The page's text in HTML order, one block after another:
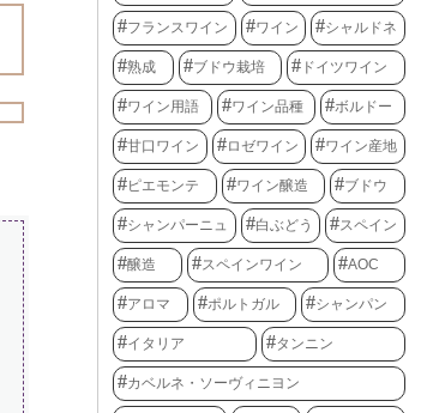
フランスワイン ワイン シャルドネ
熟成 ブドウ栽培 ドイツワイン
ワイン用語 ワイン品種 ボルドー
甘口ワイン ロゼワイン ワイン産地
ピエモンテ ワイン醸造 ブドウ
シャンパーニュ 白ぶどう スペイン
醸造 スペインワイン AOC
アロマ ポルトガル シャンパン
イタリア タンニン
カベルネ・ソーヴィニヨン